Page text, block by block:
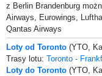
z Berlin Brandenburg
Airways, Eurowings,
Qantas Airways
Loty od Toronto (YTO,
Trasy lotu: Toronto -
Loty do Toronto (YTO,